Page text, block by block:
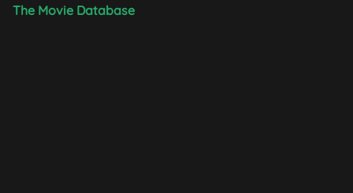
The Movie Database